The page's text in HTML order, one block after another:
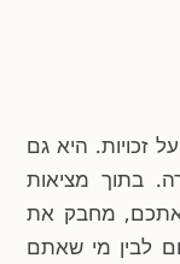
זכויות. היא גם
בתוך מציאות
מחבק את
לבין מי שאתם